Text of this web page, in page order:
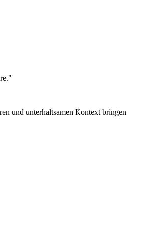
und unterhaltsamen Kontext bringen